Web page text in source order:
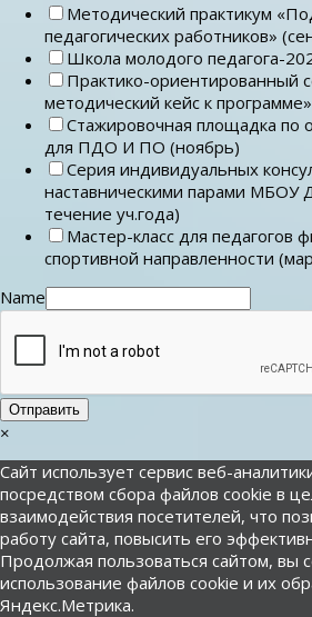
Методический практикум
педагогических работников»
Школа молодого педагога-
Практико-ориентированный
методический кейс к
Стажировочная площадка по
для ПДО И ПО (ноябрь)
Серия индивидуальных
наставническими парами
течение уч.года)
Мастер-класс для педагогов
спортивной направленности
Name
Отправить
×
Сайт использует сервис веб-
посредством сбора файлов cookie в
взаимодействия посетителей, что
работу сайта, повысить его
Продолжая пользоваться сайтом, вы
использование файлов cookie и их
Яндекс.Метрика.